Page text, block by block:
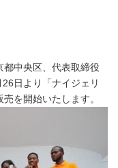
都中央区、代表取締役
日より「ナイジェリ
を開始いたします。